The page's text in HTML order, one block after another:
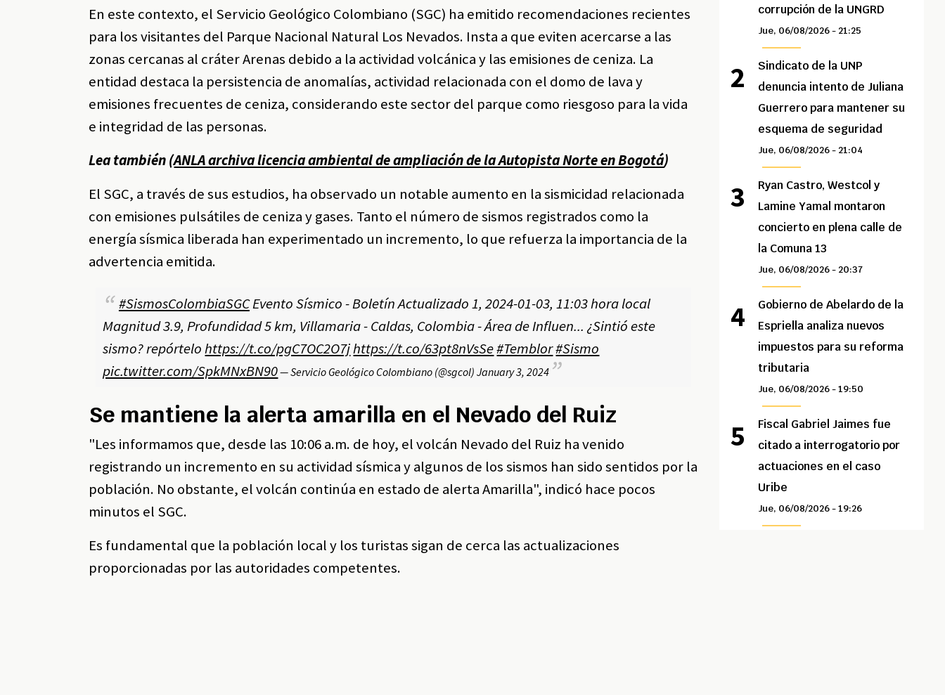
En este contexto, el Servicio Geológico Colombiano (SGC) ha emitido recomendaciones recientes
para los visitantes del Parque Nacional Natural Los Nevados. Insta a que eviten acercarse a las
zonas cercanas al cráter Arenas debido a la actividad volcánica y las emisiones de ceniza. La
entidad destaca la persistencia de anomalías, actividad relacionada con el domo de lava y
emisiones frecuentes de ceniza, considerando este sector del parque como riesgoso para la vida
e integridad de las personas.
Lea también (ANLA archiva licencia ambiental de ampliación de la Autopista Norte en Bogotá)
El SGC, a través de sus estudios, ha observado un notable aumento en la sismicidad relacionada
con emisiones pulsátiles de ceniza y gases. Tanto el número de sismos registrados como la
energía sísmica liberada han experimentado un incremento, lo que refuerza la importancia de la
advertencia emitida.
#SismosColombiaSGCEvento Sísmico - Boletín Actualizado 1, 2024-01-03, 11:03 hora local
Magnitud 3.9, Profundidad 5 km, Villamaria - Caldas, Colombia - Área de Influen... ¿Sintió este
sismo? repórtelohttps://t.co/pgC7OC2O7jhttps://t.co/63pt8nVsSe#Temblor#Sismo
pic.twitter.com/SpkMNxBN90— Servicio Geológico Colombiano (@sgcol)January 3, 2024
Se mantiene la alerta amarilla en el Nevado del Ruiz
"Les informamos que, desde las 10:06 a.m. de hoy, el volcán Nevado del Ruiz ha venido
registrando un incremento en su actividad sísmica y algunos de los sismos han sido sentidos por la
población. No obstante, el volcán continúa en estado de alerta Amarilla", indicó hace pocos
minutos el SGC.
Es fundamental que la población local y los turistas sigan de cerca las actualizaciones
proporcionadas por las autoridades competentes.
corrupción de la UNGRD
Jue, 06/08/2026 - 21:25
Sindicato de la UNP
denuncia intento de Juliana
Guerrero para mantener su
esquema de seguridad
Jue, 06/08/2026 - 21:04
Ryan Castro, Westcol y
Lamine Yamal montaron
concierto en plena calle de
la Comuna 13
Jue, 06/08/2026 - 20:37
Gobierno de Abelardo de la
Espriella analiza nuevos
impuestos para su reforma
tributaria
Jue, 06/08/2026 - 19:50
Fiscal Gabriel Jaimes fue
citado a interrogatorio por
actuaciones en el caso
Uribe
Jue, 06/08/2026 - 19:26